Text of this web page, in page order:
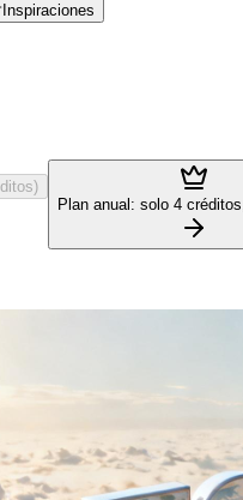
Inspiraciones
Plan anual: solo 4